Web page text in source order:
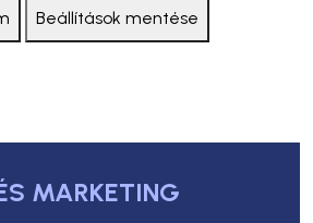
Beállítások mentése
MARKETING